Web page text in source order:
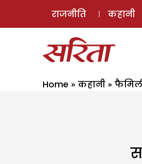
राजनीति कहानी
Home » कहानी »